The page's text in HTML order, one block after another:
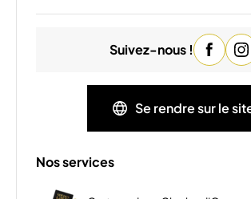
Suivez-nous !
Se rendre sur le
Nos services